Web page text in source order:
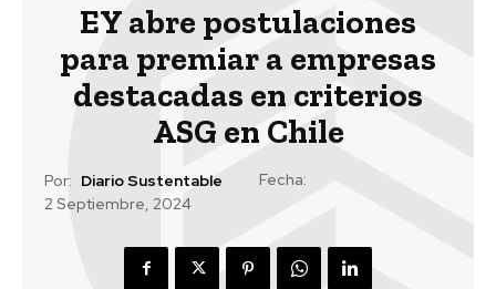
EY abre postulaciones
para premiar a empresas
destacadas en criterios
ASG en Chile
Por: Diario Sustentable
Fecha:
2 Septiembre, 2024